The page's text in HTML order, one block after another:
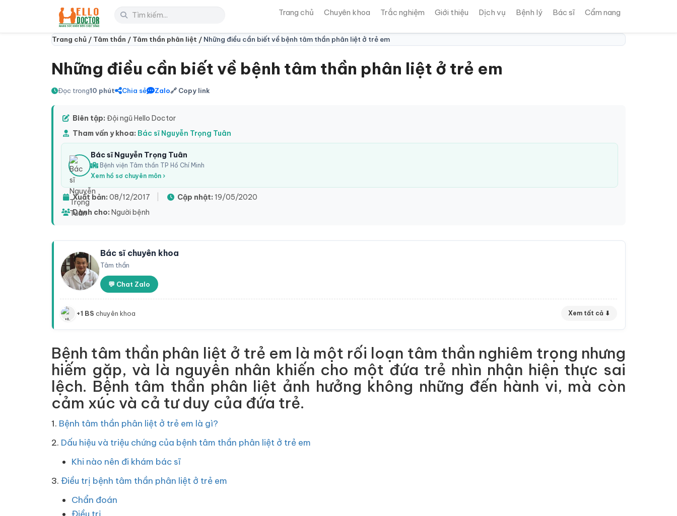
Trang chủ Chuyên khoa Trắc nghiệm Giới thiệu Dịch vụ Bệnh lý Bác sĩ Cẩm nang
Trang chủ / Tâm thần / Tâm thần phân liệt / Những điều cần biết về bệnh tâm thần phân liệt ở trẻ em
Những điều cần biết về bệnh tâm thần phân liệt ở trẻ em
Đọc trong10 phút Chia sẻ Zalo🔗 Copy link
Biên tập: Đội ngũ Hello Doctor
Tham vấn y khoa: Bác sĩ Nguyễn Trọng Tuân
Bác sĩ Nguyễn Trọng Tuân
Bệnh viện Tâm thần TP Hồ Chí Minh
Xem hồ sơ chuyên môn ›
Xuất bản: 08/12/2017 Cập nhật: 19/05/2020
Dành cho: Người bệnh
Bác sĩ chuyên khoa
Tâm thần
💬 Chat Zalo
+1 BS chuyên khoa Xem tất cả ⬇
Bệnh tâm thần phân liệt ở trẻ em là một rối loạn tâm thần nghiêm trọng nhưng
hiếm gặp, và là nguyên nhân khiến cho một đứa trẻ nhìn nhận hiện thực sai
lệch. Bệnh tâm thần phân liệt ảnh hưởng không những đến hành vi, mà còn
cảm xúc và cả tư duy của đứa trẻ.
1. Bệnh tâm thần phân liệt ở trẻ em là gì?
2. Dấu hiệu và triệu chứng của bệnh tâm thần phân liệt ở trẻ em
Khi nào nên đi khám bác sĩ
3. Điều trị bệnh tâm thần phân liệt ở trẻ em
Chẩn đoán